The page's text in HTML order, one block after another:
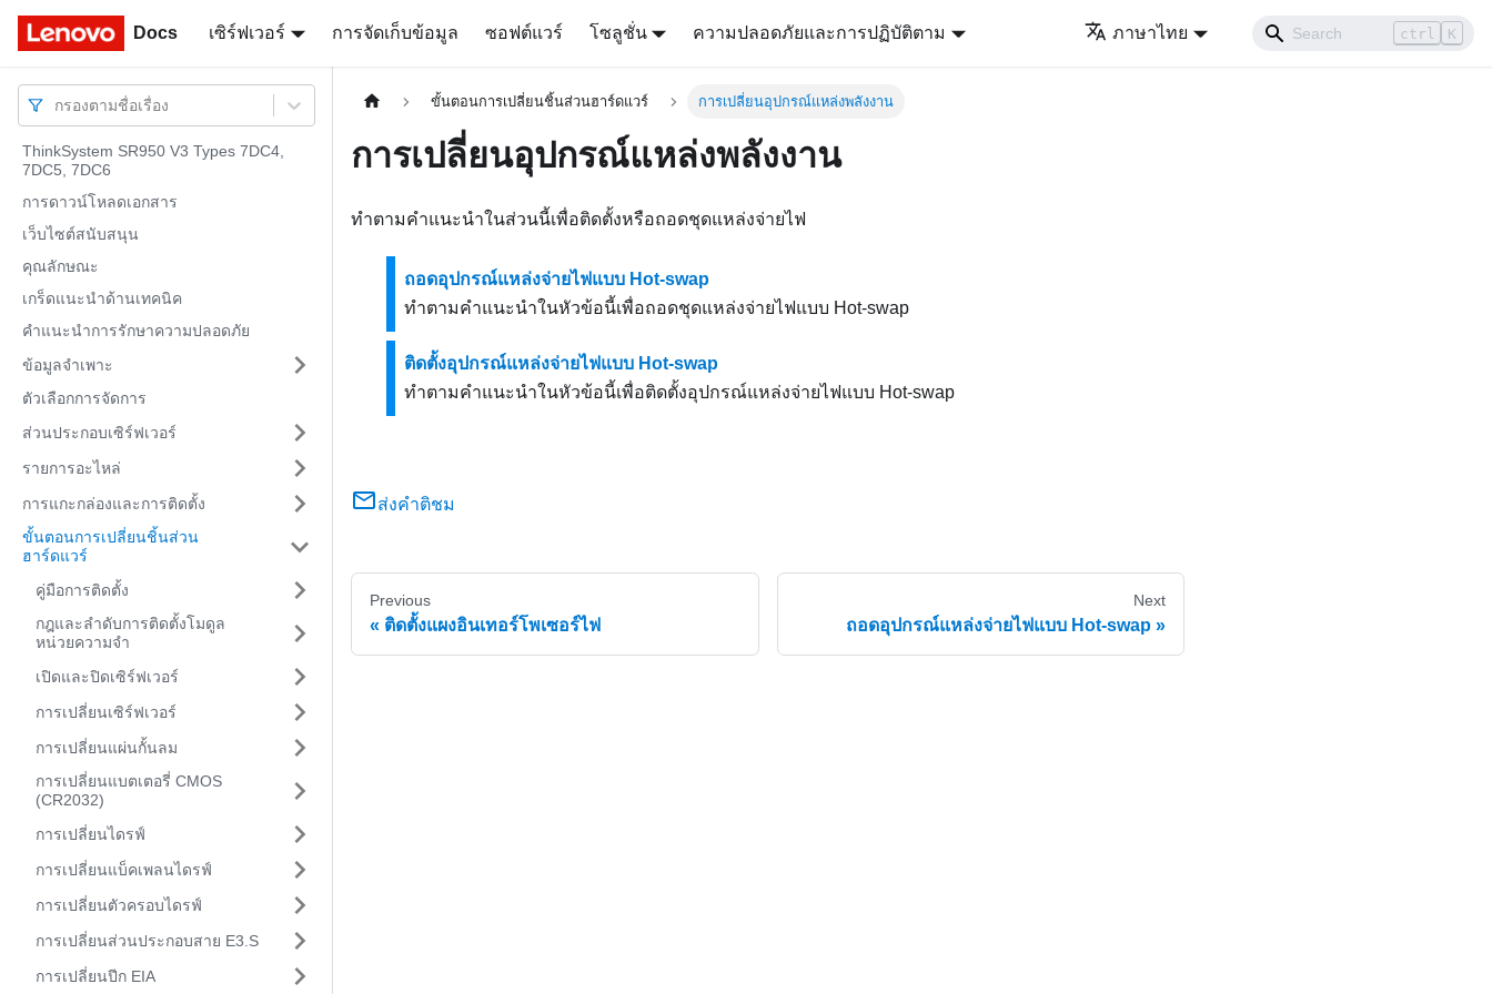
Docs เซิร์ฟเวอร์ การจัดเก็บข้อมูล ซอฟต์แวร์ โซลูชั่น ความปลอดภัยและการปฏิบัติตาม ภาษาไทย ctrl K
Docs
กรองตามชื่อเรื่อง
ThinkSystem SR950 V3 Types 7DC4,
7DC5, 7DC6
การดาวน์โหลดเอกสาร
เว็บไซต์สนับสนุน
คุณลักษณะ
เกร็ดแนะนำด้านเทคนิค
คำแนะนำการรักษาความปลอดภัย
ข้อมูลจำเพาะ
ตัวเลือกการจัดการ
ส่วนประกอบเซิร์ฟเวอร์
รายการอะไหล่
การแกะกล่องและการติดตั้ง
ขั้นตอนการเปลี่ยนชิ้นส่วน
ฮาร์ดแวร์
คู่มือการติดตั้ง
กฎและลำดับการติดตั้งโมดูล
หน่วยความจำ
เปิดและปิดเซิร์ฟเวอร์
การเปลี่ยนเซิร์ฟเวอร์
การเปลี่ยนแผ่นกั้นลม
การเปลี่ยนแบตเตอรี่ CMOS
(CR2032)
การเปลี่ยนไดรฟ์
การเปลี่ยนแบ็คเพลนไดรฟ์
การเปลี่ยนตัวครอบไดรฟ์
การเปลี่ยนส่วนประกอบสาย E3.S
การเปลี่ยนปีก EIA
ขั้นตอนการเปลี่ยนชิ้นส่วนฮาร์ดแวร์ การเปลี่ยนอุปกรณ์แหล่งพลังงาน
การเปลี่ยนอุปกรณ์แหล่งพลังงาน
ทำตามคำแนะนำในส่วนนี้เพื่อติดตั้งหรือถอดชุดแหล่งจ่ายไฟ
ถอดอุปกรณ์แหล่งจ่ายไฟแบบ Hot-swap
ทำตามคำแนะนำในหัวข้อนี้เพื่อถอดชุดแหล่งจ่ายไฟแบบ Hot-swap
ติดตั้งอุปกรณ์แหล่งจ่ายไฟแบบ Hot-swap
ทำตามคำแนะนำในหัวข้อนี้เพื่อติดตั้งอุปกรณ์แหล่งจ่ายไฟแบบ Hot-swap
ส่งคำติชม
Previous
ติดตั้งแผงอินเทอร์โพเซอร์ไฟ
Next
ถอดอุปกรณ์แหล่งจ่ายไฟแบบ Hot-swap